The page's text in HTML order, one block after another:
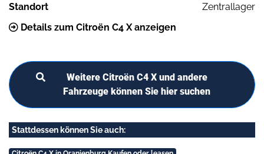
Standort
Zentrallager
Details zum Citroën C4 X anzeigen
Weitere Citroën C4 X und andere
Fahrzeuge können Sie hier suchen
Stattdessen können Sie auch: